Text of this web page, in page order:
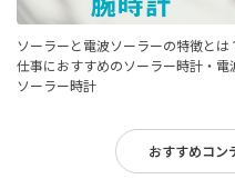
ソーラーと電波ソーラーの特徴とは
仕事におすすめのソーラー時計・電
ソーラー時計
おすすめコン